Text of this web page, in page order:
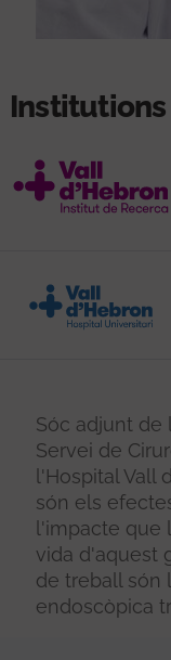
Sóc adjunt de
Servei de
l'Hospital Vall
són els
l'impacte que
vida d'aquest
de treball són
endoscòpica